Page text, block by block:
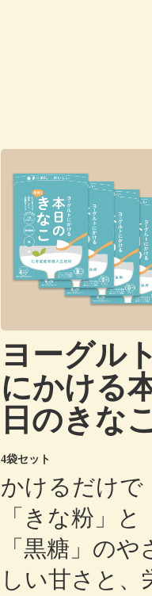
ヨーグル
にかける
日のきな
4袋セット
かけるだけで
「きな粉」と
「黒糖」のや
しい甘さと、